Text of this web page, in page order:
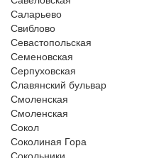
Саларьево
Свиблово
Севастопольская
Семеновская
Серпуховская
Славянский бульвар
Смоленская
Смоленская
Сокол
Соколиная Гора
Сокольники